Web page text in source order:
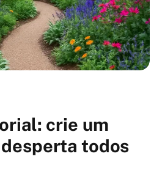
crie um
todos